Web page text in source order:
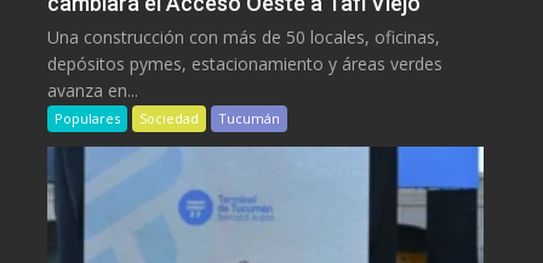
Una construcción con más de 50 locales, oficinas,
depósitos pymes, estacionamiento y áreas verdes
avanza en...
Populares Sociedad Tucumán